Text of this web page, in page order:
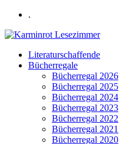
.
Literaturschaffende
Bücherregale
Bücherregal 2026
Bücherregal 2025
Bücherregal 2024
Bücherregal 2023
Bücherregal 2022
Bücherregal 2021
Bücherregal 2020